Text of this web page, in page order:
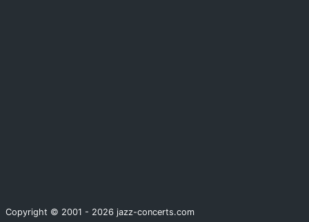
Copyright © 2001 - 2026 jazz-concerts.com